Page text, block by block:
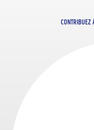
CONTRIBUEZ